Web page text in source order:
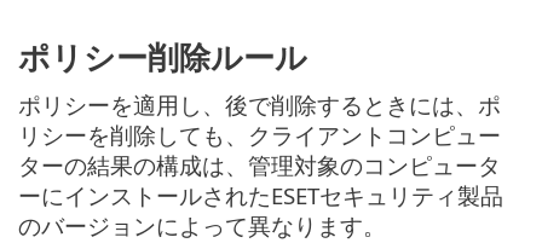
ポリシー削除ルール
ポリシーを適用し、後で削除するときには、ポ
リシーを削除しても、クライアントコンピュー
ターの結果の構成は、管理対象のコンピュータ
ーにインストールされたESETセキュリティ製品
のバージョンによって異なります。